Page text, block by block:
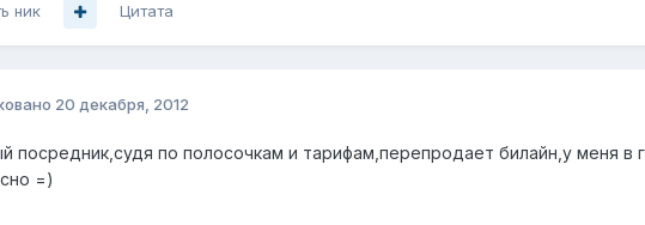
ник Цитата
20 декабря, 2012
посредник,судя по полосочкам и тарифам,перепродает билайн,у меня
=)